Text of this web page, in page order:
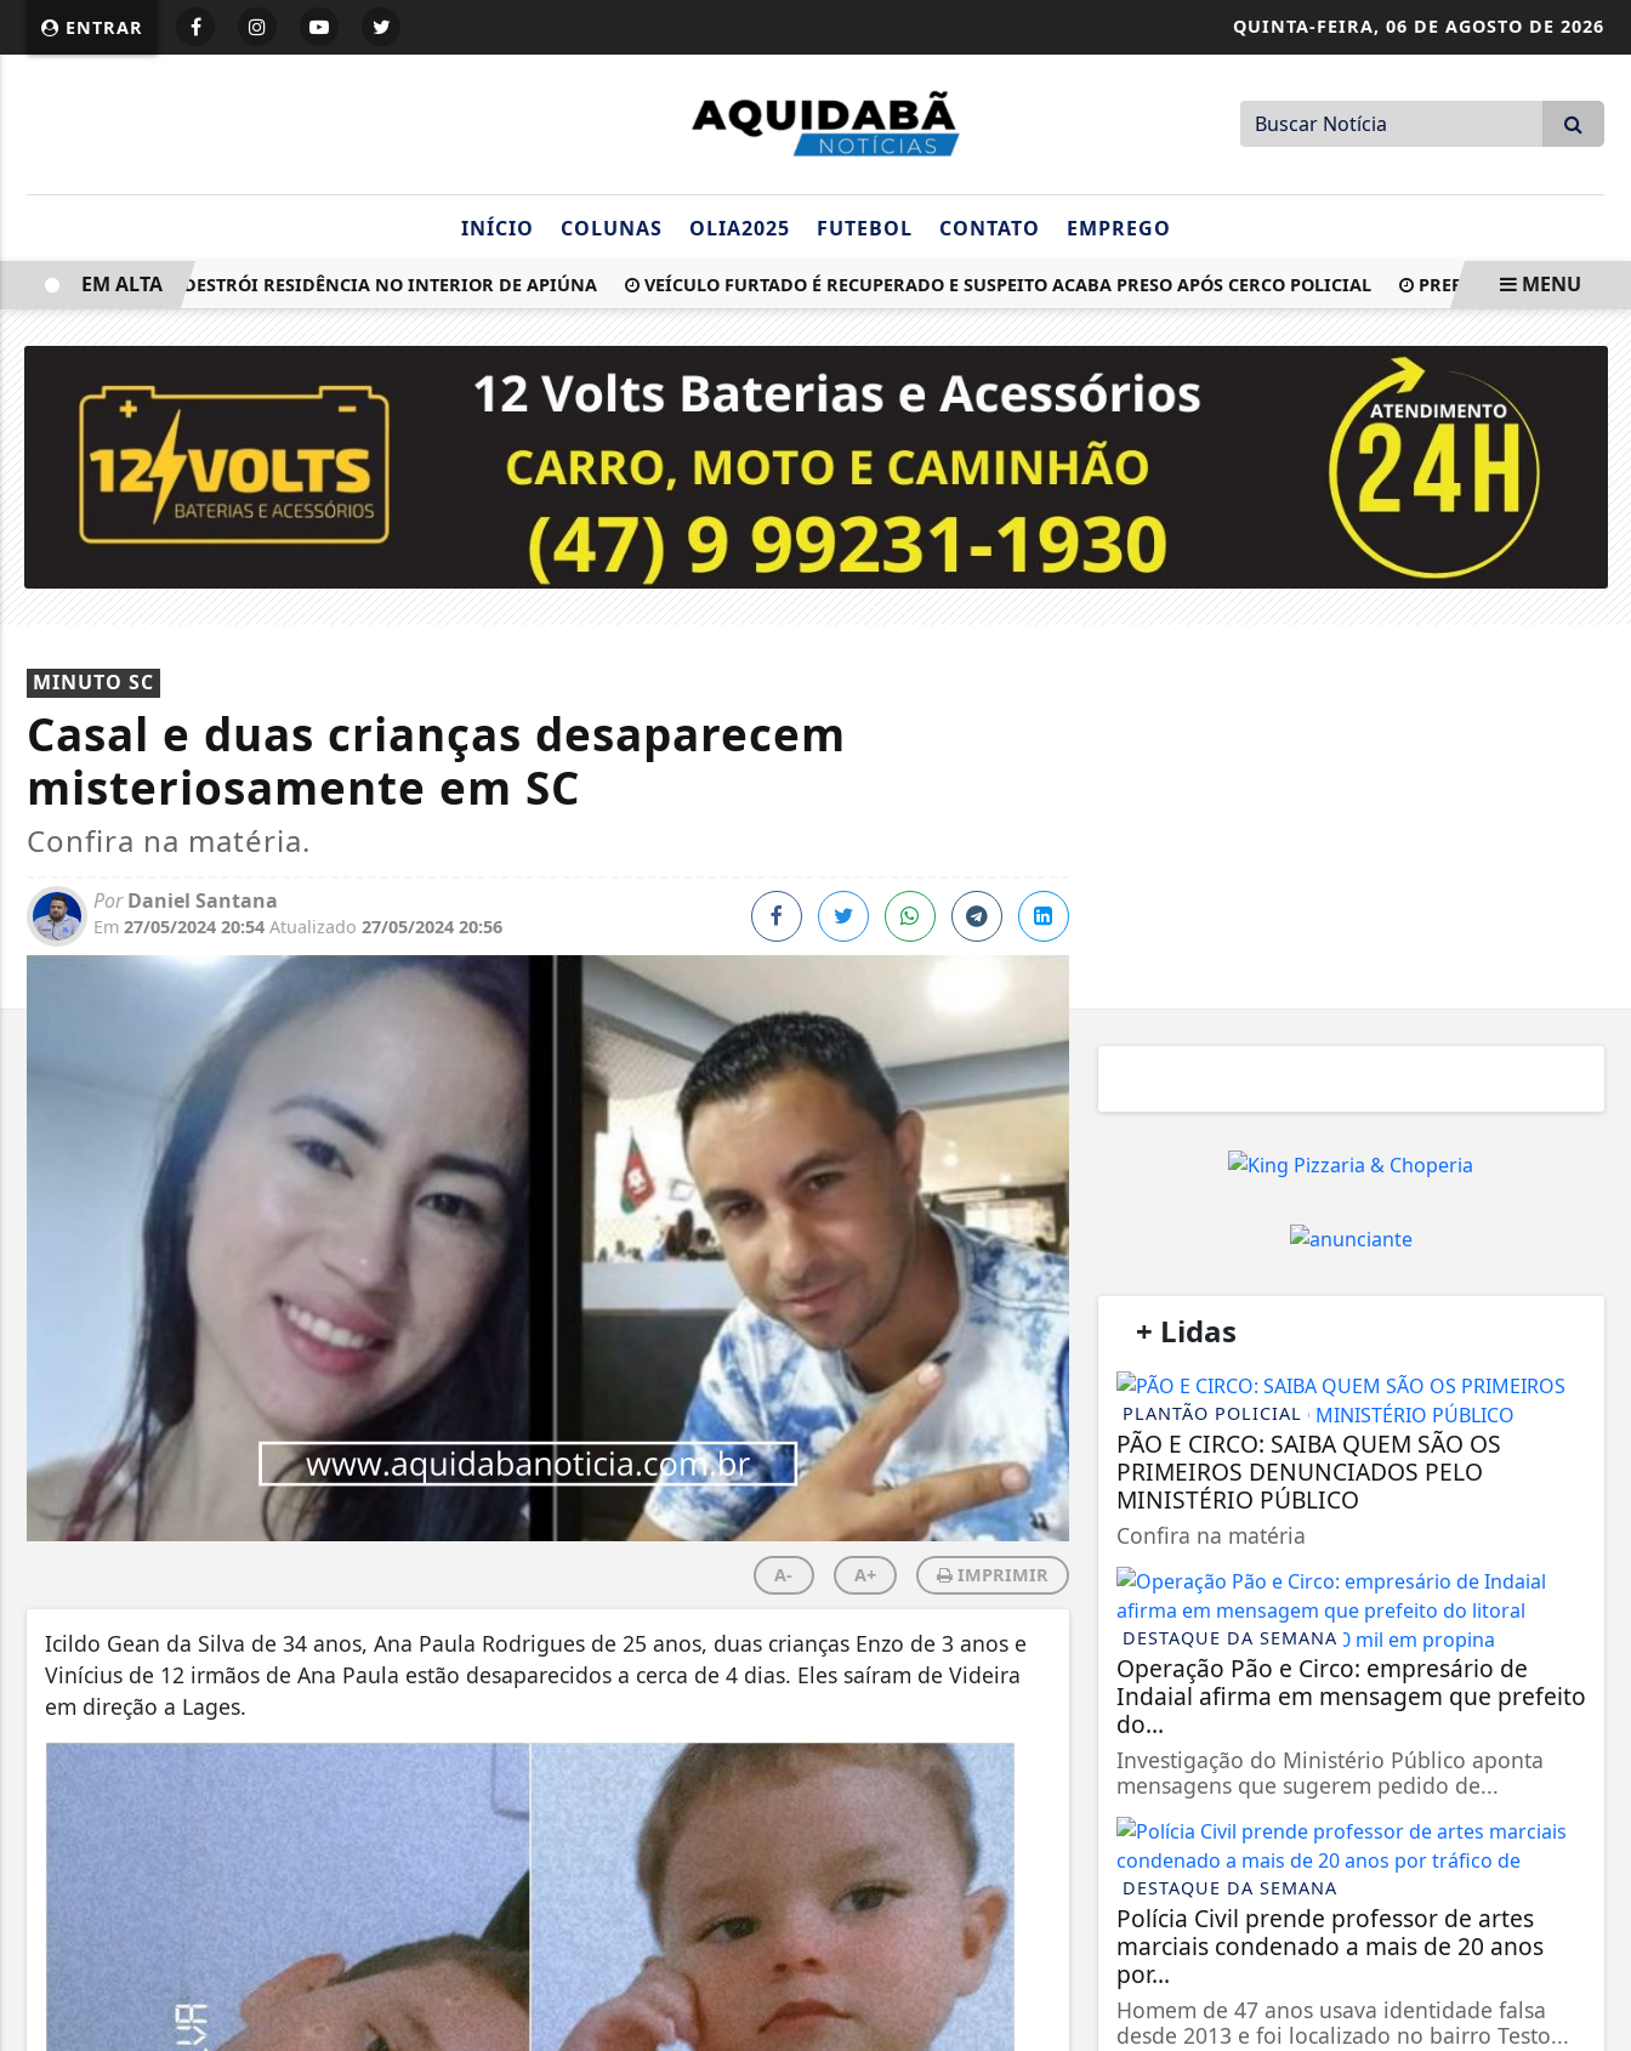
ENTRAR QUINTA-FEIRA, 06 DE AGOSTO DE 2026
INÍCIO COLUNAS OLIA2025 FUTEBOL CONTATO EMPREGO
INCÊNDIO DESTRÓI RESIDÊNCIA NO INTERIOR DE APIÚNA VEÍCULO FURTADO É RECUPERADO E SUSPEITO ACABA PRESO APÓS CERCO POLICIAL PREFEITURA DE APIÚNA
EM ALTA MENU
MINUTO SC
Casal e duas crianças desaparecem
misteriosamente em SC
Confira na matéria.
PorDaniel Santana
Em 27/05/2024 20:54 Atualizado 27/05/2024 20:56
A- A+ IMPRIMIR
Icildo Gean da Silva de 34 anos, Ana Paula Rodrigues de 25 anos, duas crianças Enzo de 3 anos e
Vinícius de 12 irmãos de Ana Paula estão desaparecidos a cerca de 4 dias. Eles saíram de Videira
em direção a Lages.
+ Lidas
PLANTÃO POLICIAL
PÃO E CIRCO: SAIBA QUEM SÃO OS
PRIMEIROS DENUNCIADOS PELO
MINISTÉRIO PÚBLICO
Confira na matéria
DESTAQUE DA SEMANA
Operação Pão e Circo: empresário de
Indaial afirma em mensagem que prefeito
do...
Investigação do Ministério Público aponta
mensagens que sugerem pedido de...
DESTAQUE DA SEMANA
Polícia Civil prende professor de artes
marciais condenado a mais de 20 anos
por...
Homem de 47 anos usava identidade falsa
desde 2013 e foi localizado no bairro Testo...